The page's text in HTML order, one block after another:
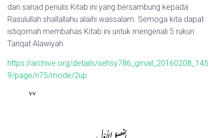
dari sanad penulis Kitab ini yang bersambung kepada
Rasulullah shallallahu alaihi wassalam. Semoga kita dapat
istiqomah membahas Kitab ini untuk mengenali 5 rukun
Tariqat Alawiyah.
https://archive.org/details/sehsy786_gmail_20160208_145
9/page/n75/mode/2up